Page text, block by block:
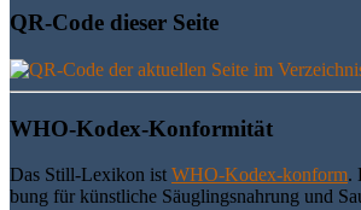
QR-Code die­ser Seite
WHO-Kodex-Kon­for­mi­tät
Das Still-Lexi­kon ist WHO-Kodex-kon­form.
bung für künst­li­che Säug­lings­nah­rung und